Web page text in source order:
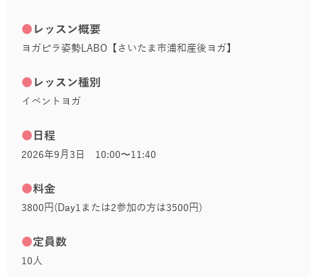
●レッスン概要
ヨガピラ姿勢LABO【さいたま市浦和産後ヨガ】
●レッスン種別
イベントヨガ
●日程
2026年9月3日 10:00〜11:40
●料金
3800円(Day1または2参加の方は3500円)
●定員数
10人